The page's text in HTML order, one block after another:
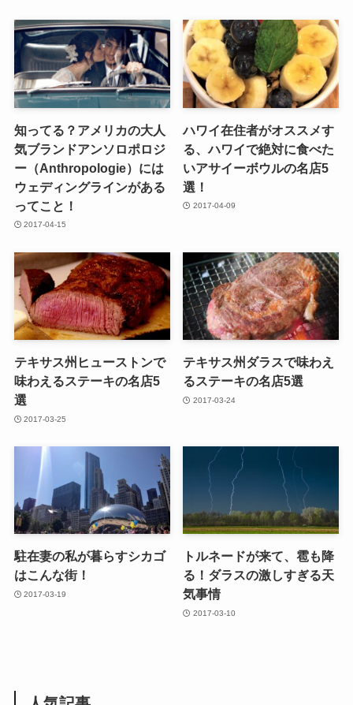
知ってる？アメリカの大人
気ブランドアンソロポロジ
ー（Anthropologie）には
ウェディングラインがある
ってこと！
2017-04-15
ハワイ在住者がオススメす
る、ハワイで絶対に食べた
いアサイーボウルの名店5
選！
2017-04-09
テキサス州ヒューストンで
味わえるステーキの名店5
選
2017-03-25
テキサス州ダラスで味わえ
るステーキの名店5選
2017-03-24
駐在妻の私が暮らすシカゴ
はこんな街！
2017-03-19
トルネードが来て、雹も降
る！ダラスの激しすぎる天
気事情
2017-03-10